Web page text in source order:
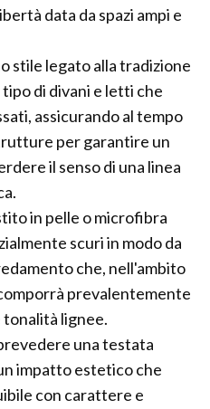
data da spazi ampi e
stile legato alla tradizione
di divani e letti che
assicurando al tempo
per garantire un
il senso di una linea
in pelle o microfibra
scuri in modo da
che, nell'ambito
prevalentemente
tonalità lignee.
una testata
impatto estetico che
con carattere e